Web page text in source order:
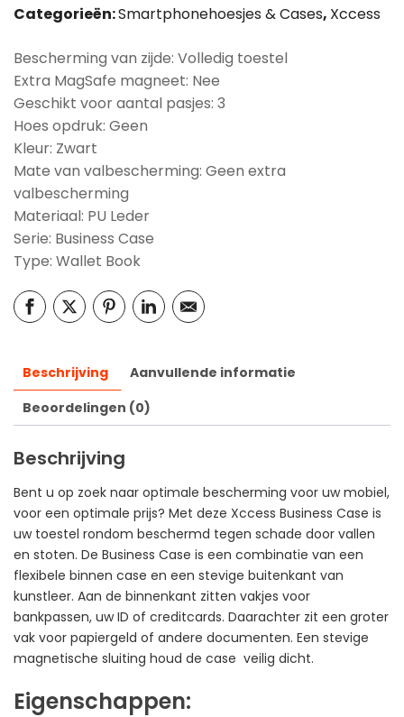
Categorieën:Smartphonehoesjes & Cases, Xccess
Bescherming van zijde: Volledig toestel
Extra MagSafe magneet: Nee
Geschikt voor aantal pasjes: 3
Hoes opdruk: Geen
Kleur: Zwart
Mate van valbescherming: Geen extra
valbescherming
Materiaal: PU Leder
Serie: Business Case
Type: Wallet Book
Beschrijving
Aanvullende informatie
Beoordelingen (0)
Beschrijving
Bent u op zoek naar optimale bescherming voor uw mobiel,
voor een optimale prijs? Met deze Xccess Business Case is
uw toestel rondom beschermd tegen schade door vallen
en stoten. De Business Case is een combinatie van een
flexibele binnen case en een stevige buitenkant van
kunstleer. Aan de binnenkant zitten vakjes voor
bankpassen, uw ID of creditcards. Daarachter zit een groter
vak voor papiergeld of andere documenten. Een stevige
magnetische sluiting houd de case veilig dicht.
Eigenschappen: